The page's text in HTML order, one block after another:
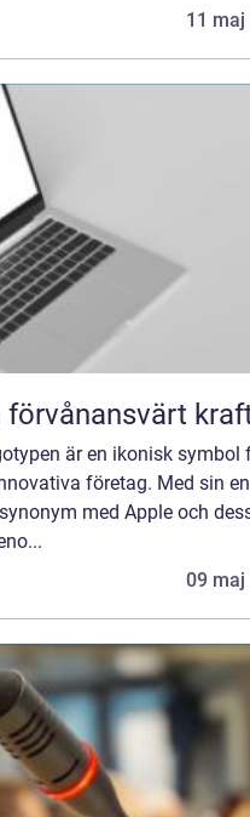
11 maj
lätt och förvånansvärt
är en ikonisk symbol
företag. Med sin
med Apple och
09 maj